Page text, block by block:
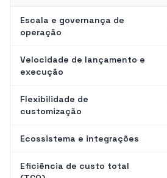
Escala e governança de
operação
Velocidade de lançamento e
execução
Flexibilidade de
customização
Ecossistema e integrações
Eficiência de custo total